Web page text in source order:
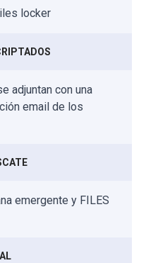
locker
adjuntan con una
email de los
emergente y FILES